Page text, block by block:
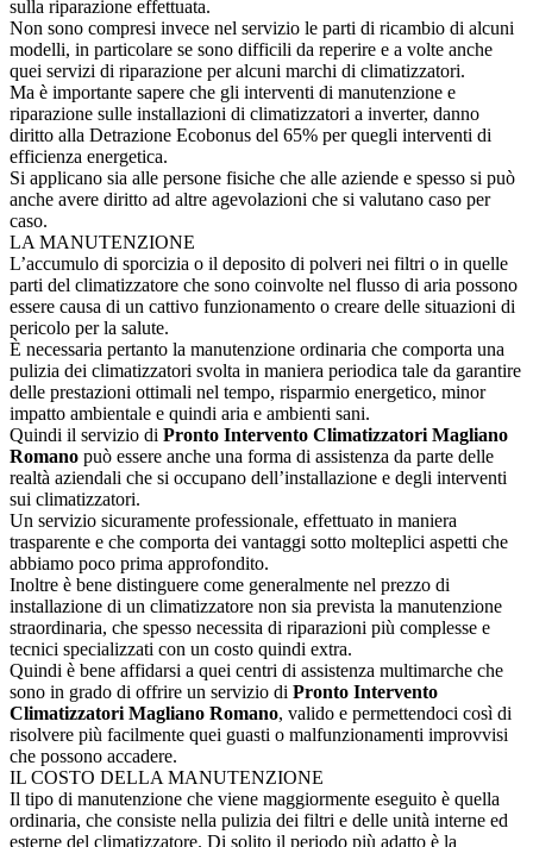
sulla riparazione effettuata.
Non sono compresi invece nel servizio le parti di ricambio di alcuni
modelli, in particolare se sono difficili da reperire e a volte anche
quei servizi di riparazione per alcuni marchi di climatizzatori.
Ma è importante sapere che gli interventi di manutenzione e
riparazione sulle installazioni di climatizzatori a inverter, danno
diritto alla Detrazione Ecobonus del 65% per quegli interventi di
efficienza energetica.
Si applicano sia alle persone fisiche che alle aziende e spesso si può
anche avere diritto ad altre agevolazioni che si valutano caso per
caso.
LA MANUTENZIONE
L’accumulo di sporcizia o il deposito di polveri nei filtri o in quelle
parti del climatizzatore che sono coinvolte nel flusso di aria possono
essere causa di un cattivo funzionamento o creare delle situazioni di
pericolo per la salute.
È necessaria pertanto la manutenzione ordinaria che comporta una
pulizia dei climatizzatori svolta in maniera periodica tale da garantire
delle prestazioni ottimali nel tempo, risparmio energetico, minor
impatto ambientale e quindi aria e ambienti sani.
Quindi il servizio di Pronto Intervento Climatizzatori Magliano
Romano può essere anche una forma di assistenza da parte delle
realtà aziendali che si occupano dell’installazione e degli interventi
sui climatizzatori.
Un servizio sicuramente professionale, effettuato in maniera
trasparente e che comporta dei vantaggi sotto molteplici aspetti che
abbiamo poco prima approfondito.
Inoltre è bene distinguere come generalmente nel prezzo di
installazione di un climatizzatore non sia prevista la manutenzione
straordinaria, che spesso necessita di riparazioni più complesse e
tecnici specializzati con un costo quindi extra.
Quindi è bene affidarsi a quei centri di assistenza multimarche che
sono in grado di offrire un servizio di Pronto Intervento
Climatizzatori Magliano Romano, valido e permettendoci così di
risolvere più facilmente quei guasti o malfunzionamenti improvvisi
che possono accadere.
IL COSTO DELLA MANUTENZIONE
Il tipo di manutenzione che viene maggiormente eseguito è quella
ordinaria, che consiste nella pulizia dei filtri e delle unità interne ed
esterne del climatizzatore. Di solito il periodo più adatto è la